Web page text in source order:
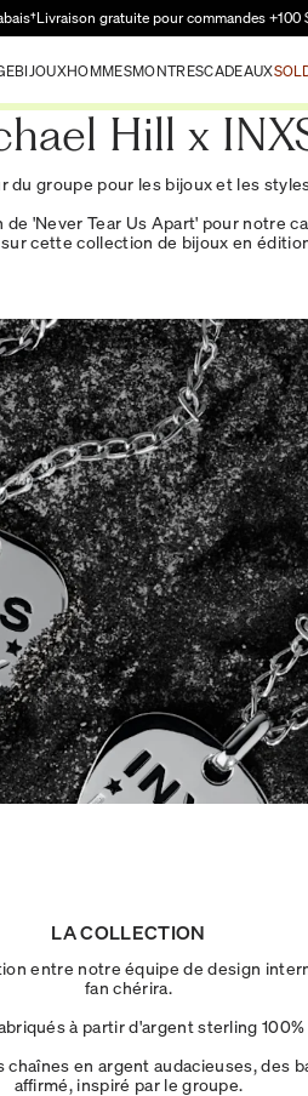
Passer au contenu
Livraison gratuite pour commandes +100
BIJOUXHOMMESMONTRESCADEAUX
Hill x
groupe pour les bijoux et les
'Never Tear Us Apart' pour notre
cette collection de bijoux en
LA COLLECTION
entre notre équipe de design
fan chérira.
à partir d'argent sterling
en argent audacieuses, des
affirmé, inspiré par le groupe.